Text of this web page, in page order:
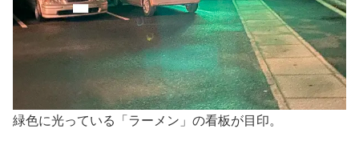
緑色に光っている「ラーメン」の看板が目印。